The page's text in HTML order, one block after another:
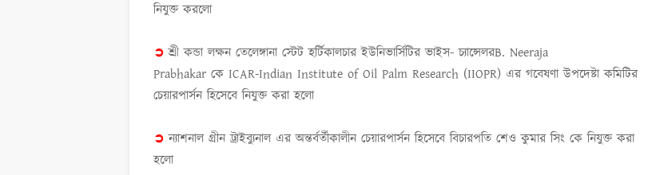
নিযুক্ত করলো
➲ শ্রী কন্ডা লক্ষন তেলেঙ্গানা স্টেট হর্টিকালচার ইউনিভার্সিটির ভাইস- চ্যান্সেলরB. Neeraja
Prabhakar কে ICAR-Indian Institute of Oil Palm Research (IIOPR) এর গবেষণা উপদেষ্টা কমিটির
চেয়ারপার্সন হিসেবে নিযুক্ত করা হলো
➲ ন্যাশনাল গ্রীন ট্রাইব্যুনাল এর অন্তর্বর্তীকালীন চেয়ারপার্সন হিসেবে বিচারপতি শেও কুমার সিং কে নিযুক্ত করা
হলো